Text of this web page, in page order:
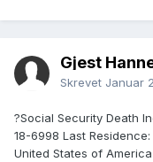
Gjest
Skrevet Januar
?Social Security Death
18-6998 Last
United States of America